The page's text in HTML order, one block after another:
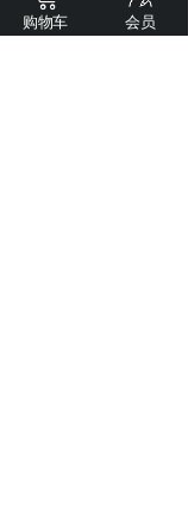
购物车 会员